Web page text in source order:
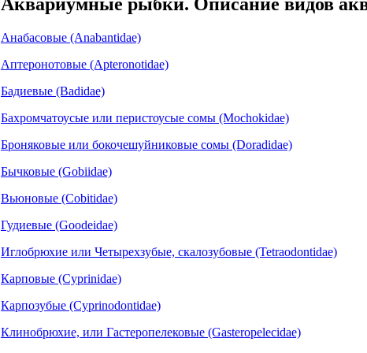
Анабасовые (Anabantidae)
Аптеронотовые (Apteronotidae)
Бадиевые (Badidae)
Бахромчатоусые или перистоусые сомы (Mochokidae)
Броняковые или бокочешуйниковые сомы (Doradidae)
Бычковые (Gobiidae)
Вьюновые (Cobitidae)
Гудиевые (Goodeidae)
Иглобрюхие или Четырехзубые, скалозубовые (Tetraodontidae)
Карповые (Cyprinidae)
Карпозубые (Cyprinodontidae)
Клинобрюхие, или Гастеропелековые (Gasteropelecidae)